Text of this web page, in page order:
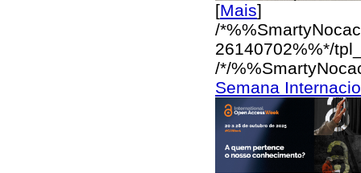
[Mais]
/
26140702%%*/
/*/
Semana